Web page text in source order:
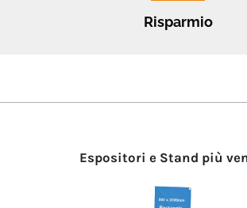
Risparmio
Espositori e Stand più